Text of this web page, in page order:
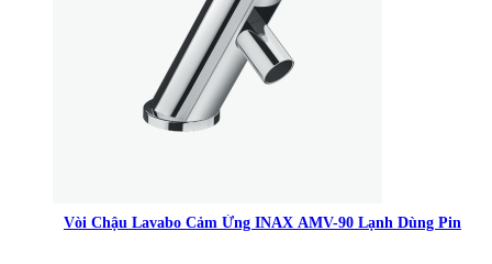
Vòi Chậu Lavabo Cảm Ứng INAX AMV-90 Lạnh Dùng Pin